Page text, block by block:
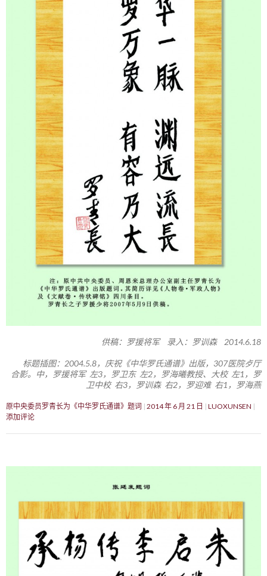
供稿：罗援将军 录入：罗训森 2014.6.18
标题插图：2004.5.8，庆祝《中华罗氏通谱》出版，307医院歺厅
合影。中，罗援将军 左3，罗卫东 左2，罗海曦教授、大校 左1，罗
卫中校 右3，罗训森 右2，罗迎难 右1，罗海燕
原中央委员罗青长为《中华罗氏通谱》题词 2014 年 6 月 21 日
LUOXUNSEN
添加评论